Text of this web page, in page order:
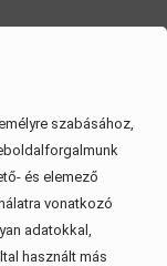
szabásához,
és elemező
vonatkozó
adatokkal,
használt más